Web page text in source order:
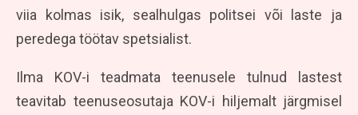
viia kolmas isik, sealhulgas politsei või laste ja
peredega töötav spetsialist.
Ilma KOV-i teadmata teenusele tulnud lastest
teavitab teenuseosutaja KOV-i hiljemalt järgmisel